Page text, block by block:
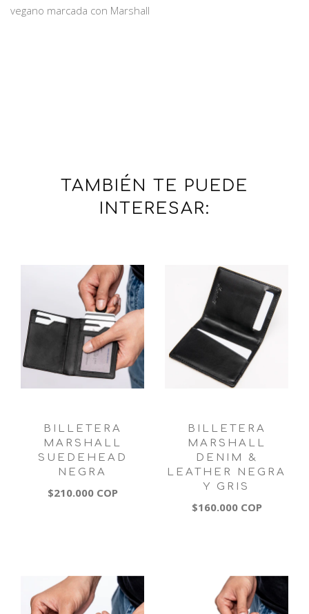
vegano marcada con Marshall
TAMBIÉN TE PUEDE
INTERESAR:
BILLETERA
MARSHALL
SUEDEHEAD
NEGRA
$210.000 COP
BILLETERA
MARSHALL
DENIM &
LEATHER NEGRA
Y GRIS
$160.000 COP